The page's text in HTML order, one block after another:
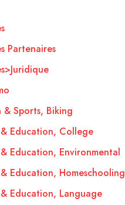
Partenaires
& Sports, Biking
Education, College
Education, Environmental
Education, Homeschooling
Education, Language